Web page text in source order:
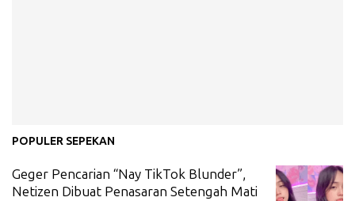
POPULER SEPEKAN
Geger Pencarian “Nay TikTok Blunder”,
Netizen Dibuat Penasaran Setengah Mati